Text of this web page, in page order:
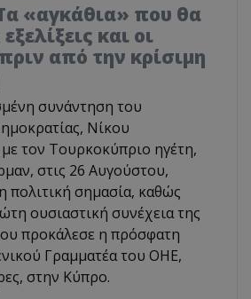
«αγκάθια» που θα
και οι
από την κρίσιμη
συνάντηση του
Νίκου
τον Τουρκοκύπριο ηγέτη,
στις 26 Αυγούστου,
πολιτική σημασία, καθώς
ουσιαστική συνέχεια της
προκάλεσε η πρόσφατη
Γραμματέα του ΟΗΕ,
στην Κύπρο.